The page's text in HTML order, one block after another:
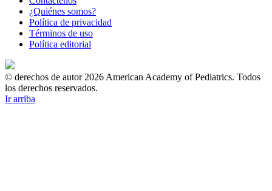
¿Quiénes somos?
Política de privacidad
Términos de uso
Política editorial
© derechos de autor 2026 American Academy of Pediatrics. Todos
los derechos reservados.
Ir arriba